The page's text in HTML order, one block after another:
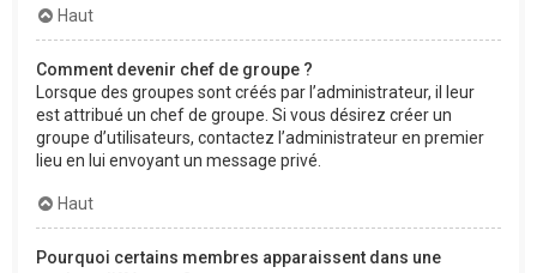
Haut
Comment devenir chef de groupe ?
Lorsque des groupes sont créés par l’administrateur, il leur
est attribué un chef de groupe. Si vous désirez créer un
groupe d’utilisateurs, contactez l’administrateur en premier
lieu en lui envoyant un message privé.
Haut
Pourquoi certains membres apparaissent dans une